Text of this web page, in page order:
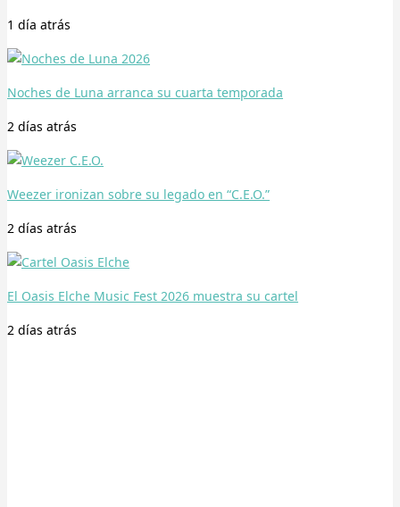
1 día atrás
Noches de Luna arranca su cuarta temporada
2 días atrás
Weezer ironizan sobre su legado en “C.E.O.”
2 días atrás
El Oasis Elche Music Fest 2026 muestra su cartel
2 días atrás